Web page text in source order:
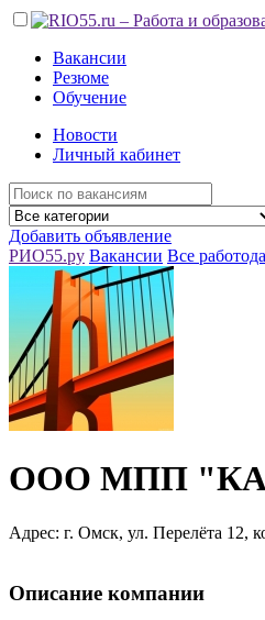
Вакансии
Резюме
Обучение
Новости
Личный кабинет
Добавить объявление
РИО55.ру Вакансии Все
ООО МПП
Адрес: г. Омск, ул. Перелёта 12,
Описание компании